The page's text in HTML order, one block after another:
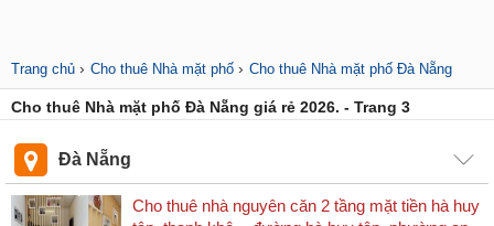
Trang chủ › Cho thuê Nhà mặt phố › Cho thuê Nhà mặt phố Đà Nẵng
Cho thuê Nhà mặt phố Đà Nẵng giá rẻ 2026. - Trang 3
Đà Nẵng
Cho thuê nhà nguyên căn 2 tầng mặt tiền hà huy